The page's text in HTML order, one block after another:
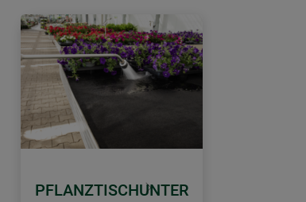
PFLANZTISCHUNTER
Weiter